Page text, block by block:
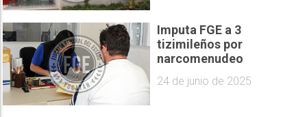
Imputa FGE a 3
tizimileños por
narcomenudeo
24 de junio de 2025